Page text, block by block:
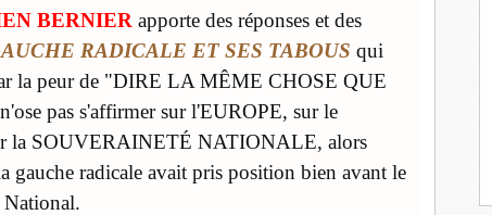
BERNIER apporte des réponses et des
RADICALE ET SES TABOUS qui
la peur de "DIRE LA MÊME CHOSE QUE
pas s'affirmer sur l'EUROPE, sur le
la SOUVERAINETÉ NATIONALE, alors
gauche radicale avait pris position bien avant le